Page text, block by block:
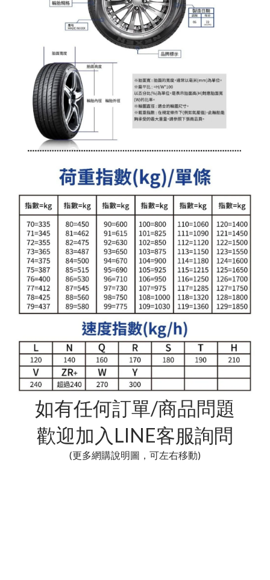
如有任何訂單/商品問題
歡迎加入LINE客服詢問
(更多網購說明圖，可左右移動)